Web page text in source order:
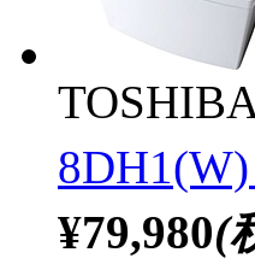
¥79,980(